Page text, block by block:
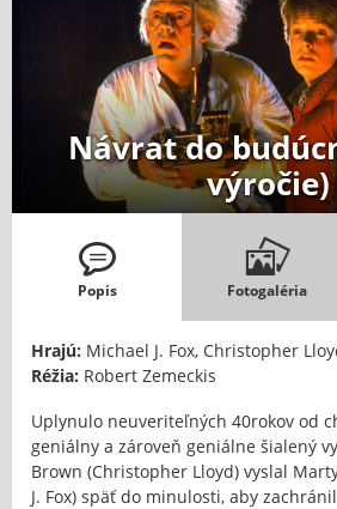
Návrat do
výročie)
Popis Fotogaléria
Hrajú: Michael J. Fox, Christopher
Réžia: Robert Zemeckis
Uplynulo neuveriteľných 40rokov od
geniálny a zároveň geniálne šialený
Brown (Christopher Lloyd) vyslal
J. Fox) späť do minulosti, aby